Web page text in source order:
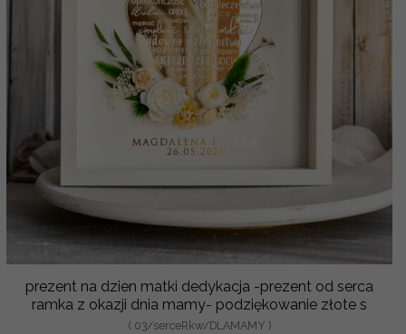
prezent na dzien matki dedykacja -prezent od serca
ramka z okazji dnia mamy- podziękowanie złote s
( 03/serceRkw/DLAMAMY )